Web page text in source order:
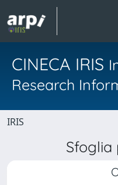
CINECA IRIS
Research
IRIS
Sfoglia